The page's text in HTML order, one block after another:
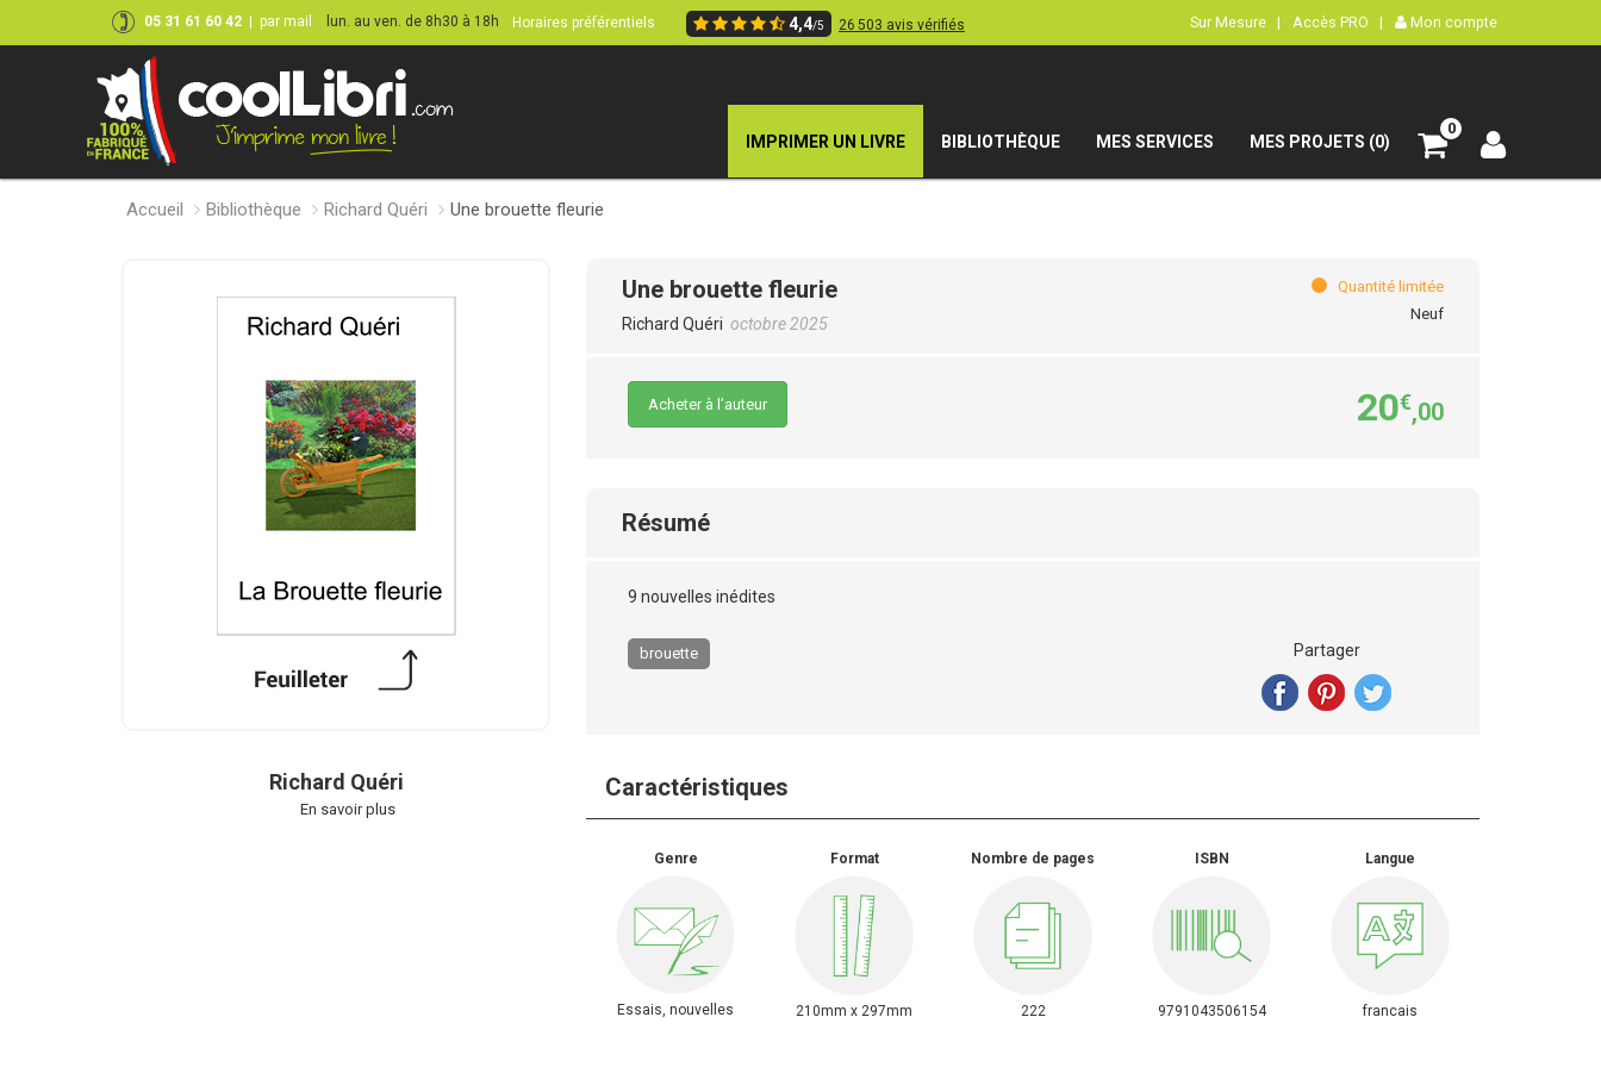
05 31 61 60 42 par mail lun. au ven. de 8h30 à 18h Horaires préférentiels 4,4/5 26 503 avis vérifiés Sur Mesure | Accès PRO | Mon compte
IMPRIMER UN LIVRE BIBLIOTHÈQUE MES SERVICES MES PROJETS (0)
0
Accueil Bibliothèque Richard Quéri Une brouette fleurie
Richard Quéri
En savoir plus
Une brouette fleurie
Richard Quéri octobre 2025
Quantité limitée
Neuf
Acheter à l’auteur 20€,00
Résumé
9 nouvelles inédites
brouette Partager
Caractéristiques
Genre
Essais, nouvelles
Format
210mm x 297mm
Nombre de pages
222
ISBN
9791043506154
Langue
francais